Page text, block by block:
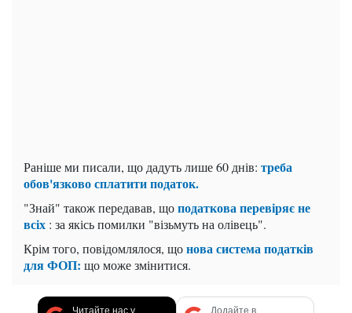
Раніше ми писали, що дадуть лише 60 днів: треба
обов'язково сплатити податок.
"Знай" також передавав, щоподаткова перевіряє не
всіх : за якісь помилки "візьмуть на олівець".
Крім того, повідомлялося, щонова система податків
для ФОП: що може змінитися.